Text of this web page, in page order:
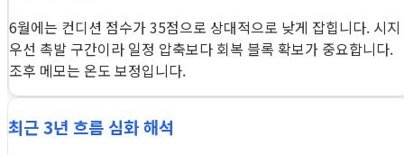
6월에는 컨디션 점수가 35점으로 상대적으로 낮게 잡힙니다. 시지
우선 촉발 구간이라 일정 압축보다 회복 블록 확보가 중요합니다.
조후 메모는 온도 보정입니다.
최근 3년 흐름 심화 해석